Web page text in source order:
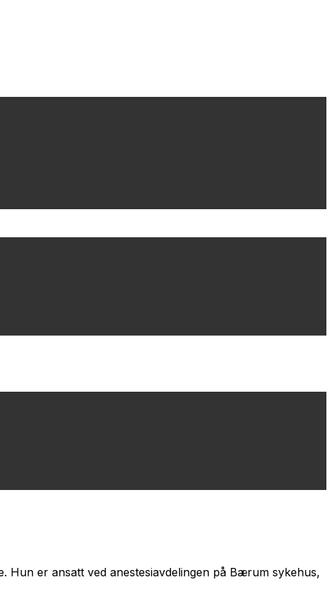
Hun er ansatt ved anestesiavdelingen på Bærum sykehus,